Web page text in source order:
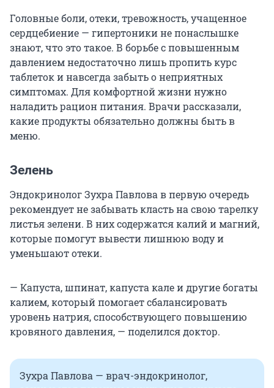
Головные боли, отеки, тревожность, учащенное
сердцебиение — гипертоники не понаслышке
знают, что это такое. В борьбе с повышенным
давлением недостаточно лишь пропить курс
таблеток и навсегда забыть о неприятных
симптомах. Для комфортной жизни нужно
наладить рацион питания. Врачи рассказали,
какие продукты обязательно должны быть в
меню.
Зелень
Эндокринолог Зухра Павлова в первую очередь
рекомендует не забывать класть на свою тарелку
листья зелени. В них содержатся калий и магний,
которые помогут вывести лишнюю воду и
уменьшают отеки.
— Капуста, шпинат, капуста кале и другие богаты
калием, который помогает сбалансировать
уровень натрия, способствующего повышению
кровяного давления, — поделился доктор.
Зухра Павлова — врач-эндокринолог,